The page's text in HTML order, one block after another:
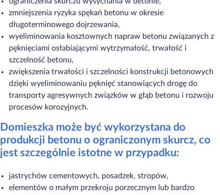
zmniejszenia ryzyka spękań betonu w okresie
długoterminowego dojrzewania,
wyeliminowania kosztownych napraw betonu związanych z
pęknięciami osłabiającymi wytrzymałość, trwałość i
szczelność betonu,
zwiększenia trwałości i szczelności konstrukcji betonowych
dzięki wyeliminowaniu pęknięć stanowiących drogę do
transporty agresywnych związków w głąb betonu i rozwoju
procesów korozyjnych.
Domieszka może być wykorzystana do
produkcji betonu o ograniczonym skurcz, co
jest szczególnie istotne w przypadku:
jastrychów cementowych, posadzek, stropów,
elementów o małym przekroju porzecznym lub bardzo